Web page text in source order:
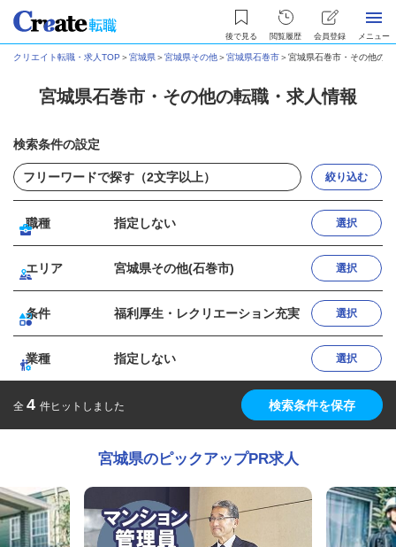
後で見る 閲覧履歴 会員登録 メニュー
クリエイト転職・求人TOP ＞宮城県＞宮城県その他＞宮城県石巻市＞宮城県石巻市・その他の
宮城県石巻市・その他の転職・求人情報
検索条件の設定
絞り込む
職種 指定しない 選択
エリア 宮城県その他(石巻市) 選択
条件 福利厚生・レクリエーション充実 選択
業種 指定しない 選択
全 4 件ヒットしました 検索条件を保存
宮城県のピックアップPR求人